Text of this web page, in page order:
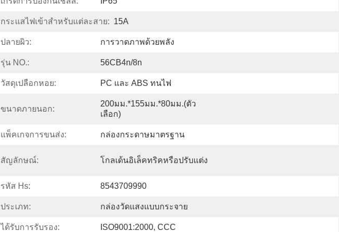
กระแสไฟเข้าสำหรับแต่ละสาย: 15A
ปลายผิว: การวาดภาพด้วยพลัง
รุ่น NO.: 56CB4n/8n
วัสดุเปลือกหอย: PC และ ABS ทนไฟ
ขนาดภายนอก:
200มม.*155มม.*80มม.(ตัว
เลือก)
แพ็คเกจการขนส่ง: กล่องกระดาษมาตรฐาน
สัญลักษณ์: โกลเด้นอิเล็คทริคหรือปรับแต่ง
รหัส Hs: 8543709990
ประเภท: กล่องวัดแสงแบบกระจาย
ได้รับการรับรอง: ISO9001:2000, CCC